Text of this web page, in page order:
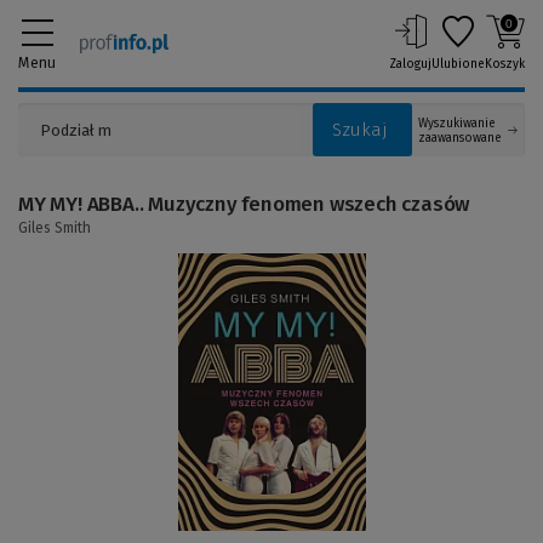
Menu
Szukaj
Wyszukiwanie
zaawansowane
ZalogujUlubione
0
Koszyk
(Link
do
innej
strony)
MY MY! ABBA.. Muzyczny fenomen wszech czasów
Giles Smith